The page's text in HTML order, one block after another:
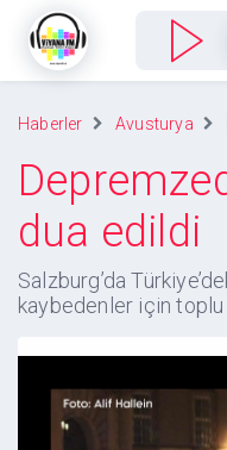
Haberler Avusturya
dua edildi
Salzburg’da
kaybedenler için toplu